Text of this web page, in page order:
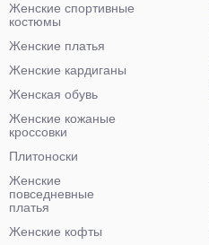
Женские спортивные
костюмы
Женские платья
Женские кардиганы
Женская обувь
Женские кожаные
кроссовки
Плитоноски
Женские
повседневные
платья
Женские кофты